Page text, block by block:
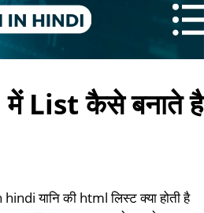
List कैसे बनाते है
यानि की html लिस्ट क्या होती है